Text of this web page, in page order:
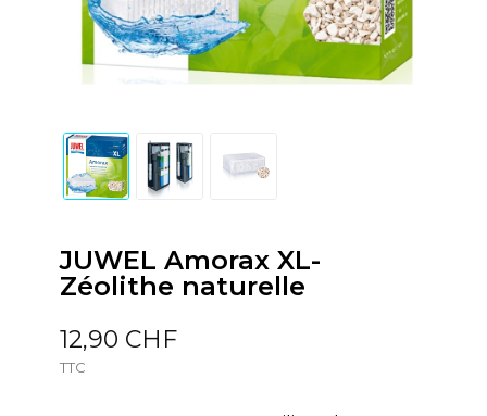
JUWEL Amorax XL-
Zéolithe naturelle
12,90 CHF
TTC